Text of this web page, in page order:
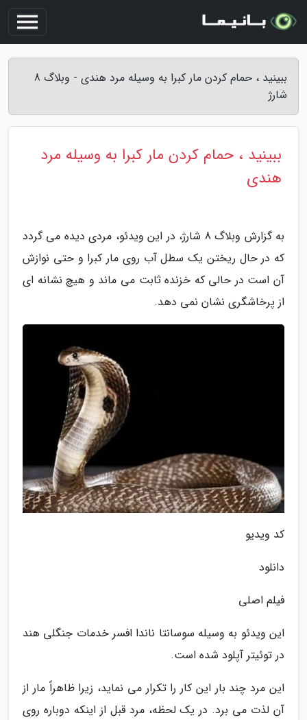
ببینید ، حمام کردن مار کبرا به وسیله مرد هندی - وبلاگ 8
شارژ
ببینید ، حمام کردن مار کبرا به وسیله مرد
هندی
به گزارش وبلاگ 8 شارژ، در این ویدئو، مردی دیده می گردد
که در حال ریختن یک سطل آب روی مار کبرا و حتی نوازش
آن است در حالی که خزنده ثابت می ماند و هیچ نشانه ای
از پرخاشگری نشان نمی دهد.
کد ویدیو
دانلود
فیلم اصلی
این ویدئو به وسیله سوسانتا ناندا افسر خدمات جنگلی هند
در توئیتر آپلود شده است.
این مرد چند بار این کار را تکرار می نماید، زیرا ظاهراً مار از
آن لذت می برد. در یک لحظه، مرد قبل از اینکه دوباره روی